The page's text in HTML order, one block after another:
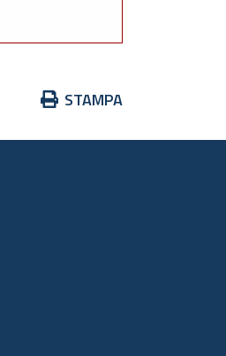
Azioni
documento
STAMPA